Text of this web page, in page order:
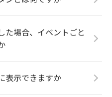
た場合、イベントごと
表示できますか